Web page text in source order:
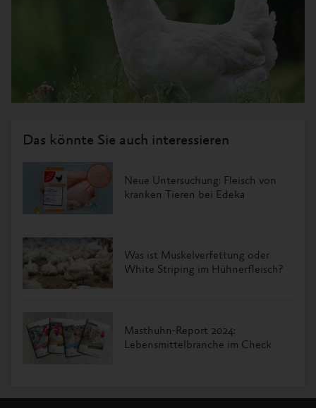
Das könnte Sie auch interessieren
Neue Untersuchung: Fleisch von
kranken Tieren bei Edeka
Was ist Muskelverfettung oder
White Striping im Hühnerfleisch?
Masthuhn-Report 2024:
Lebensmittelbranche im Check